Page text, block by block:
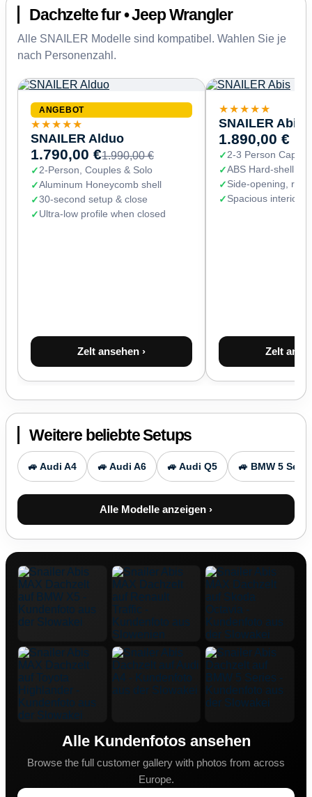
Dachzelte fur • Jeep Wrangler
Alle SNAILER Modelle sind kompatibel. Wahlen Sie je
nach Personenzahl.
ANGEBOT
★★★★★
SNAILER Alduo
1.790,00 €1.990,00 €
2-Person, Couples & Solo
Aluminum Honeycomb shell
30-second setup & close
Ultra-low profile when closed
Zelt ansehen ›
★★★★★
SNAILER Abis
1.890,00 €
2-3 Person
ABS Hard-shell
Side-opening,
Spacious interior
Zelt
Weitere beliebte Setups
🚙 Audi A4 🚙 Audi A6 🚙 Audi Q5 🚙 BMW 5
Alle Modelle anzeigen ›
Alle Kundenfotos ansehen
Browse the full customer gallery with photos from across
Europe.